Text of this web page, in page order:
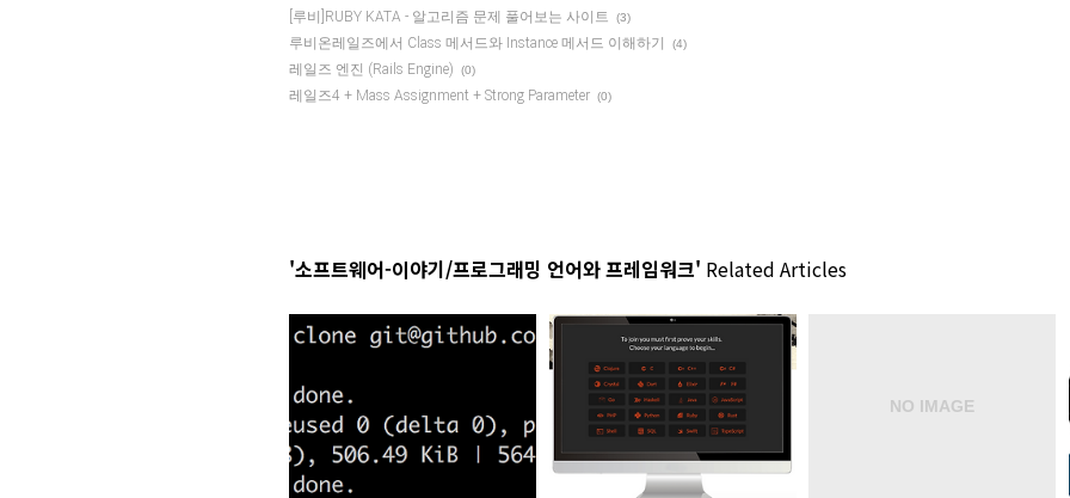
[루비]RUBY KATA - 알고리즘 문제 풀어보는 사이트 (3)
루비온레일즈에서 Class 메서드와 Instance 메서드 이해하기 (4)
레일즈 엔진 (Rails Engine) (0)
레일즈4 + Mass Assignment + Strong Parameter (0)
'소프트웨어-이야기/프로그래밍 언어와 프레임워크' Related Articles